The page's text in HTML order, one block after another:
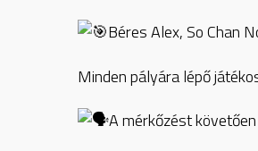
Béres Alex, So Chan
Minden pályára lépő
A mérkőzést követően